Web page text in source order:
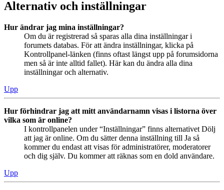
Alternativ och inställningar
Hur ändrar jag mina inställningar?
Om du är registrerad så sparas alla dina inställningar i
forumets databas. För att ändra inställningar, klicka på
Kontrollpanel-länken (finns oftast längst upp på forumsidorna
men så är inte alltid fallet). Här kan du ändra alla dina
inställningar och alternativ.
Upp
Hur förhindrar jag att mitt användarnamn visas i listorna över
vilka som är online?
I kontrollpanelen under “Inställningar” finns alternativet Dölj
att jag är online. Om du sätter denna inställning till Ja så
kommer du endast att visas för administratörer, moderatorer
och dig själv. Du kommer att räknas som en dold användare.
Upp